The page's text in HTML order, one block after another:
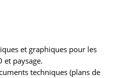
et graphiques pour les
et paysage.
techniques (plans de